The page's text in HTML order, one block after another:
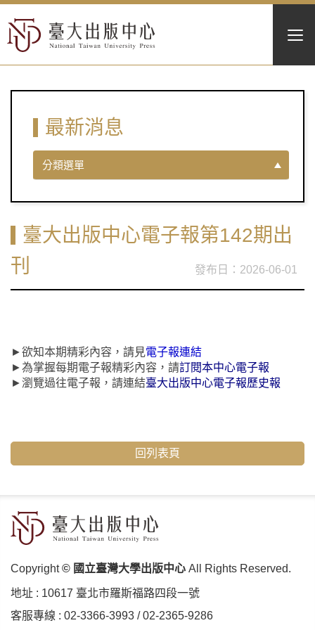
最新消息
分類選單
臺大出版中心電子報第142期出
刊
2026-06-01
►欲知本期精彩內容，請見電子報連結
►為掌握每期電子報精彩內容，請訂閱本中心電子報
►瀏覽過往電子報，請連結臺大出版中心電子報歷史報
回列表頁
Copyright© 國立臺灣大學出版中心 All Rights Reserved.
地址 : 10617 臺北市羅斯福路四段⼀號
客服專線 : 02-3366-3993 /02-2365-9286